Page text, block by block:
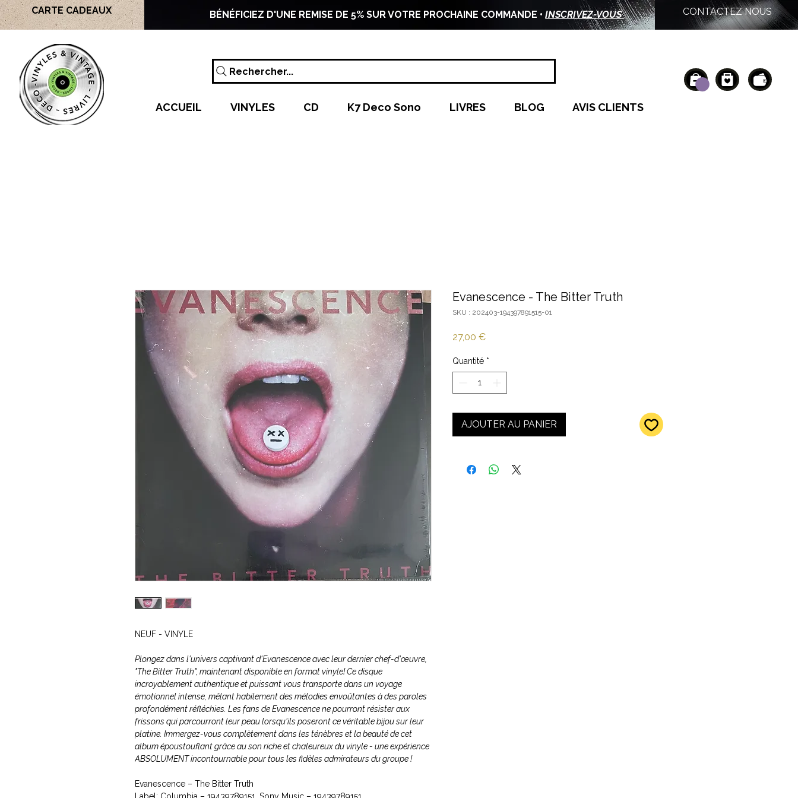
CARTE CADEAUX BÉNÉFICIEZ D'UNE REMISE DE 5% SUR VOTRE PROCHAINE COMMANDE •INSCRIVEZ-VOUS CONTACTEZ NOUS
Rechercher...
ACCUEIL VINYLES CD K7 Deco Sono LIVRES BLOG AVIS CLIENTS
NEUF - VINYLE
Plongez dans l'univers captivant d'Evanescence avec leur dernier chef-d'œuvre,
"The Bitter Truth", maintenant disponible en format vinyle! Ce disque
incroyablement authentique et puissant vous transporte dans un voyage
émotionnel intense, mêlant habilement des mélodies envoûtantes à des paroles
profondément réfléchies. Les fans de Evanescence ne pourront résister aux
frissons qui parcourront leur peau lorsqu'ils poseront ce véritable bijou sur leur
platine. Immergez-vous complètement dans les ténèbres et la beauté de cet
album époustouflant grâce au son riche et chaleureux du vinyle - une expérience
ABSOLUMENT incontournable pour tous les fidèles admirateurs du groupe !
Evanescence ‎– The Bitter Truth
Evanescence - The Bitter Truth
SKU : 202403-194397891515-01
27,00 €Prix
Quantité *
AJOUTER AU PANIER